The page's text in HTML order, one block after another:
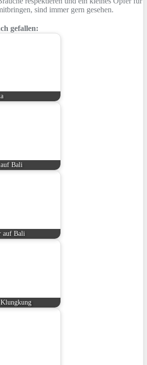
sind immer gern gesehen.
gefallen:
Bali
auf Bali
Klungkung